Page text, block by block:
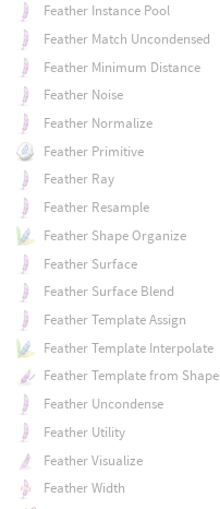
Feather Instance Pool
Feather Match Uncondensed
Feather Minimum Distance
Feather Noise
Feather Normalize
Feather Primitive
Feather Ray
Feather Resample
Feather Shape Organize
Feather Surface
Feather Surface Blend
Feather Template Assign
Feather Template Interpolate
Feather Template from Shape
Feather Uncondense
Feather Utility
Feather Visualize
Feather Width